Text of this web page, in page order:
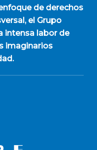
de derechos
el Grupo
intensa labor de
imaginarios